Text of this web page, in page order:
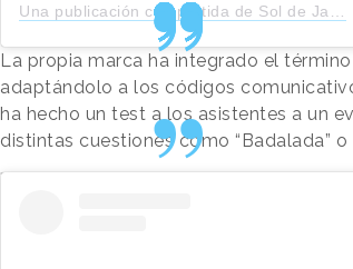
Una publicación compartida de Sol de Janeiro (@soldejaneiro)
La propia marca ha integrado el
adaptándolo a los códigos
ha hecho un test a los asistentes a un
distintas cuestiones como “Badalada” o